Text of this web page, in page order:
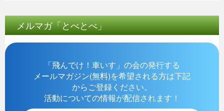
メルマガ「とべとべ」
「飛んでけ！車いす」の会の発行する
メールマガジン(無料)を希望される方は下記
からご登録ください。
活動についての情報が配信されます！